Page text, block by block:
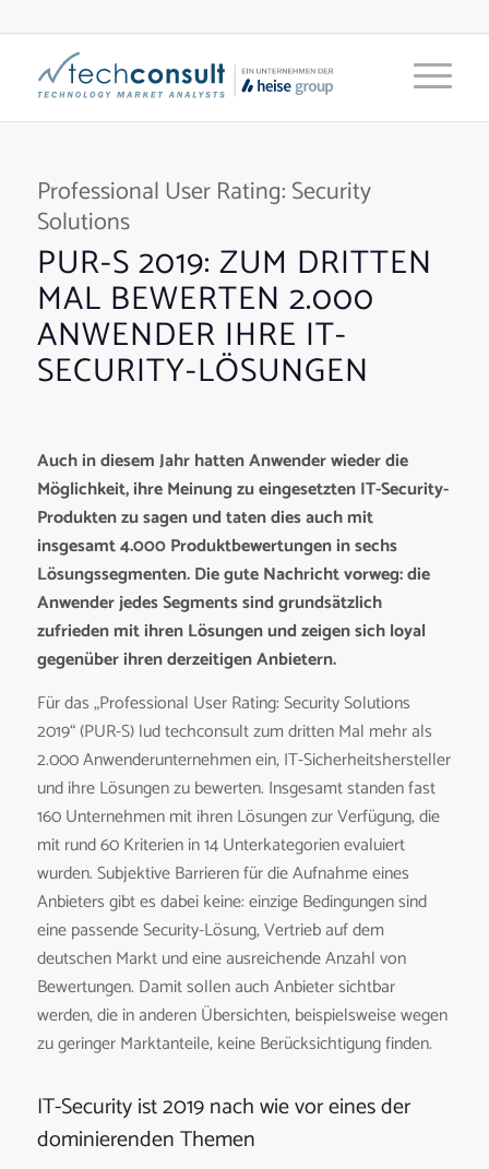
Professional User Rating: Security
Solutions
PUR-S 2019: ZUM DRITTEN
MAL BEWERTEN 2.000
ANWENDER IHRE IT-
SECURITY-LÖSUNGEN
Auch in diesem Jahr hatten Anwender wieder die
Möglichkeit, ihre Meinung zu eingesetzten IT-Security-
Produkten zu sagen und taten dies auch mit
insgesamt 4.000 Produktbewertungen in sechs
Lösungssegmenten. Die gute Nachricht vorweg: die
Anwender jedes Segments sind grundsätzlich
zufrieden mit ihren Lösungen und zeigen sich loyal
gegenüber ihren derzeitigen Anbietern.
Für das „Professional User Rating: Security Solutions
2019“ (PUR-S) lud techconsult zum dritten Mal mehr als
2.000 Anwenderunternehmen ein, IT-Sicherheitshersteller
und ihre Lösungen zu bewerten. Insgesamt standen fast
160 Unternehmen mit ihren Lösungen zur Verfügung, die
mit rund 60 Kriterien in 14 Unterkategorien evaluiert
wurden. Subjektive Barrieren für die Aufnahme eines
Anbieters gibt es dabei keine: einzige Bedingungen sind
eine passende Security-Lösung, Vertrieb auf dem
deutschen Markt und eine ausreichende Anzahl von
Bewertungen. Damit sollen auch Anbieter sichtbar
werden, die in anderen Übersichten, beispielsweise wegen
zu geringer Marktanteile, keine Berücksichtigung finden.
IT-Security ist 2019 nach wie vor eines der
dominierenden Themen